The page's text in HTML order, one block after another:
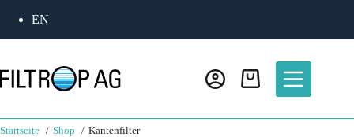
Inhalt
EN
Warenkorb
Startseite Shop Kantenfilter